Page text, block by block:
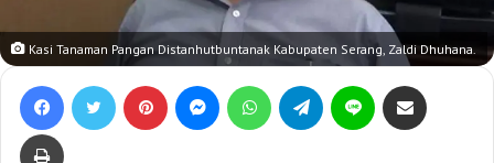
Kasi Tanaman Pangan Distanhutbuntanak Kabupaten Serang, Zaldi Dhuhana.